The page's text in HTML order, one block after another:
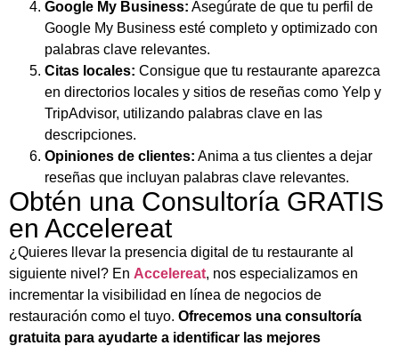
Google My Business: Asegúrate de que tu perfil de
Google My Business esté completo y optimizado con
palabras clave relevantes.
Citas locales: Consigue que tu restaurante aparezca
en directorios locales y sitios de reseñas como Yelp y
TripAdvisor, utilizando palabras clave en las
descripciones.
Opiniones de clientes: Anima a tus clientes a dejar
reseñas que incluyan palabras clave relevantes.
Obtén una Consultoría GRATIS
en Accelereat
¿Quieres llevar la presencia digital de tu restaurante al
siguiente nivel? En Accelereat, nos especializamos en
incrementar la visibilidad en línea de negocios de
restauración como el tuyo. Ofrecemos una consultoría
gratuita para ayudarte a identificar las mejores